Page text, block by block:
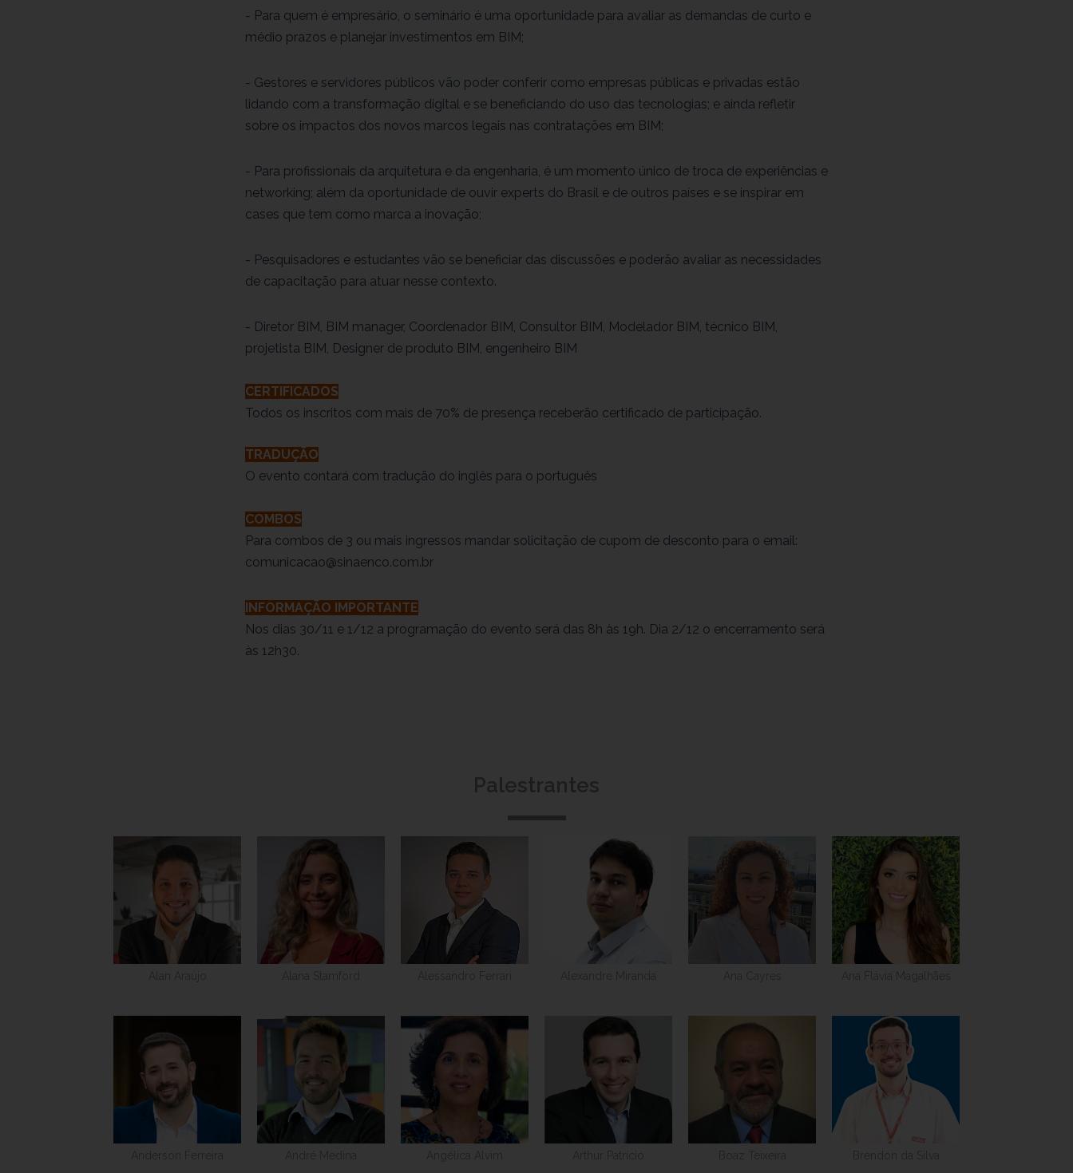
- Para quem é empresário, o seminário é uma oportunidade para avaliar as demandas de curto e
médio prazos e planejar investimentos em BIM;
- Gestores e servidores públicos vão poder conferir como empresas públicas e privadas estão
lidando com a transformação digital e se beneficiando do uso das tecnologias; e ainda refletir
sobre os impactos dos novos marcos legais nas contratações em BIM;
- Para profissionais da arquitetura e da engenharia, é um momento único de troca de experiências e
networking; além da oportunidade de ouvir experts do Brasil e de outros países e se inspirar em
cases que tem como marca a inovação;
- Pesquisadores e estudantes vão se beneficiar das discussões e poderão avaliar as necessidades
de capacitação para atuar nesse contexto.
- Diretor BIM, BIM manager, Coordenador BIM, Consultor BIM, Modelador BIM, técnico BIM,
projetista BIM, Designer de produto BIM, engenheiro BIM
CERTIFICADOS
Todos os inscritos com mais de 70% de presença receberão certificado de participação.
TRADUÇÃO
O evento contará com tradução do inglês para o português
COMBOS
Para combos de 3 ou mais ingressos mandar solicitação de cupom de desconto para o email:
comunicacao@sinaenco.com.br
INFORMAÇÃO IMPORTANTE
Nos dias 30/11 e 1/12 a programação do evento será das 8h às 19h. Dia 2/12 o encerramento será
às 12h30.
Palestrantes